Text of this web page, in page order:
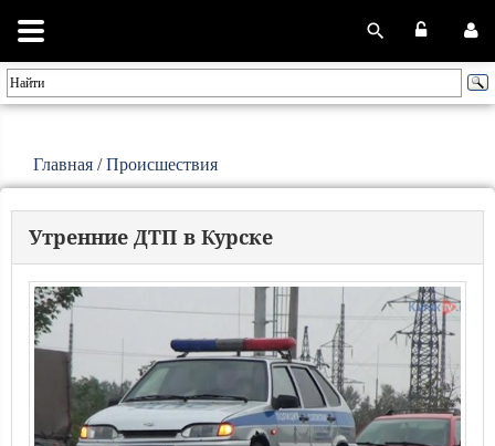
Главная /Происшествия
Утренние ДТП в Курске